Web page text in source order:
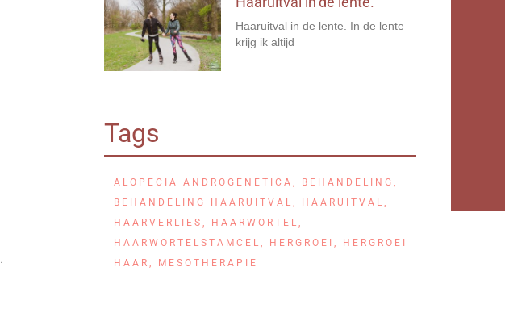
Haaruitval in de lente. In de lente
krijg ik altijd
Tags
ALOPECIA ANDROGENETICA BEHANDELING
BEHANDELING HAARUITVAL
HAARUITVAL
HAARVERLIES
HAARWORTEL
HAARWORTELSTAMCEL
HERGROEI
HERGROEI
HAAR
MESOTHERAPIE